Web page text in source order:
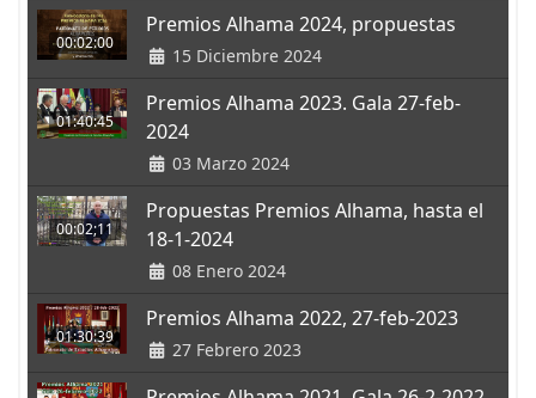
00:02:00
Premios Alhama 2024, propuestas
15 Diciembre 2024
01:40:45
Premios Alhama 2023. Gala 27-feb-
2024
03 Marzo 2024
00:02;11
Propuestas Premios Alhama, hasta el
18-1-2024
08 Enero 2024
01:30:39
Premios Alhama 2022, 27-feb-2023
27 Febrero 2023